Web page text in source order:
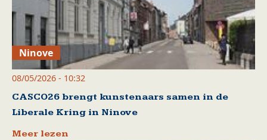
Ninove
08/05/2026 - 10:32
CASCO26 brengt kunstenaars samen in de
Liberale Kring in Ninove
Meer lezen